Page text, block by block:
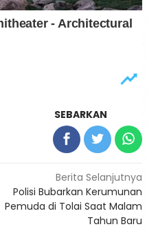
SEBARKAN
Berita Selanjutnya
Polisi Bubarkan Kerumunan
Pemuda di Tolai Saat Malam
Tahun Baru